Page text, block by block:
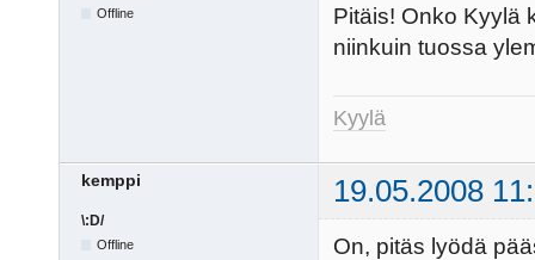
Offline
Pitäis! Onko Kyylä
niinkuin tuossa
Kyylä
kemppi 19.05.2008
\:D/
Offline
On, pitäs lyödä